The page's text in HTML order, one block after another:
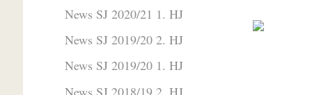
News SJ 2020/21 1. HJ
News SJ 2019/20 2. HJ
News SJ 2019/20 1. HJ
News SJ 2018/19 2. HJ